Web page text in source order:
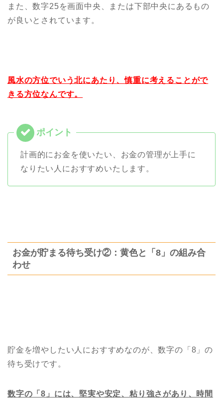
また、数字25を画面中央、または下部中央にあるもの
が良いとされています。
風水の方位でいう北にあたり、慎重に考えることがで
きる方位なんです。
計画的にお金を使いたい、お金の管理が上手に
なりたい人におすすめいたします。
お金が貯まる待ち受け②：黄色と「8」の組み合
わせ
貯金を増やしたい人におすすめなのが、数字の「8」の
待ち受けです。
数字の「8」には、堅実や安定、粘り強さがあり、時間